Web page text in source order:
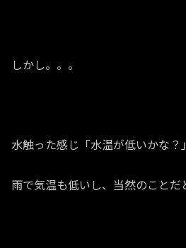
しかし。。。
水触った感じ「水温が低いかな？
雨で気温も低いし、当然のことだ